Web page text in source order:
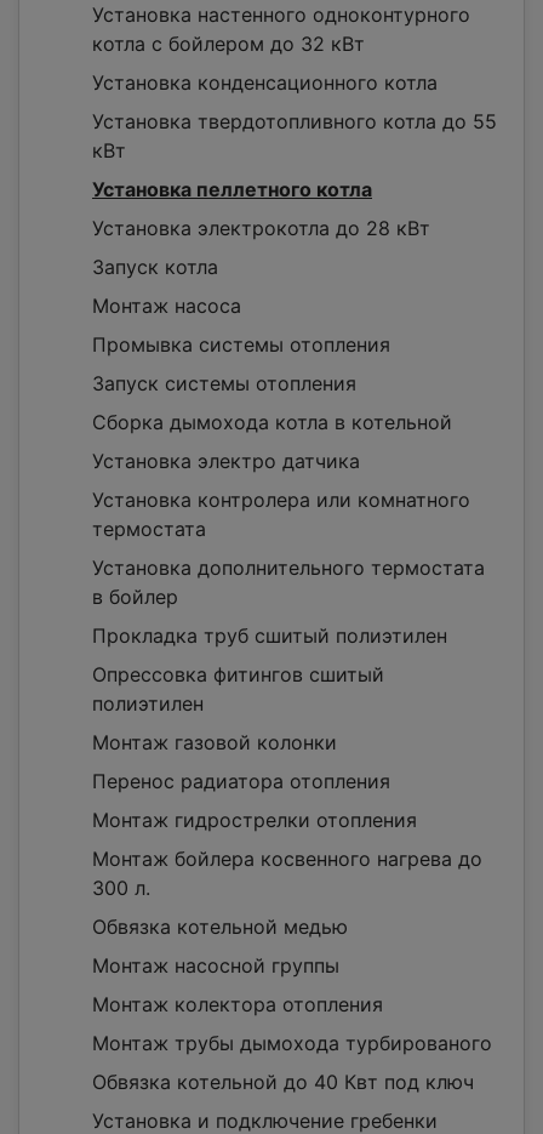
Установка настенного одноконтурного
котла с бойлером до 32 кВт
Установка конденсационного котла
Установка твердотопливного котла до 55
кВт
Установка пеллетного котла
Установка электрокотла до 28 кВт
Запуск котла
Монтаж насоса
Промывка системы отопления
Запуск системы отопления
Сборка дымохода котла в котельной
Установка электро датчика
Установка контролера или комнатного
термостата
Установка дополнительного термостата
в бойлер
Прокладка труб сшитый полиэтилен
Опрессовка фитингов сшитый
полиэтилен
Монтаж газовой колонки
Перенос радиатора отопления
Монтаж гидрострелки отопления
Монтаж бойлера косвенного нагрева до
300 л.
Обвязка котельной медью
Монтаж насосной группы
Монтаж колектора отопления
Монтаж трубы дымохода турбированого
Обвязка котельной до 40 Квт под ключ
Установка и подключение гребенки